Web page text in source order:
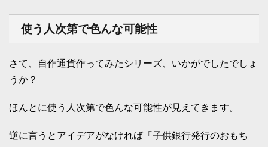
使う人次第で色んな可能性
さて、自作通貨作ってみたシリーズ、いかがでしたでしょ
うか？
ほんとに使う人次第で色んな可能性が見えてきます。
逆に言うとアイデアがなければ「子供銀行発行のおもち